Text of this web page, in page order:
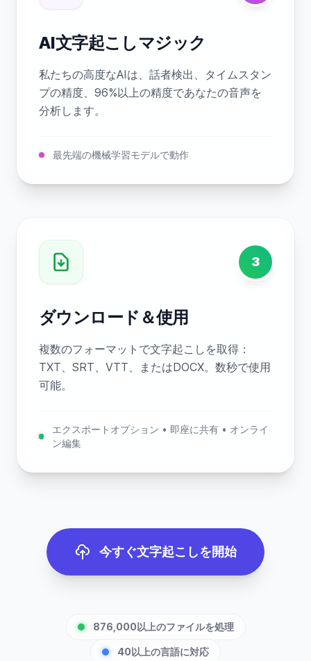
AI文字起こしマジック
私たちの高度なAIは、話者検出、タイムスタン
プの精度、96%以上の精度であなたの音声を
分析します。
最先端の機械学習モデルで動作
3
ダウンロード＆使用
複数のフォーマットで文字起こしを取得：
TXT、SRT、VTT、またはDOCX。数秒で使用
可能。
エクスポートオプション • 即座に共有 • オンライ
ン編集
今すぐ文字起こしを開始
876,000以上のファイルを処理
40以上の言語に対応